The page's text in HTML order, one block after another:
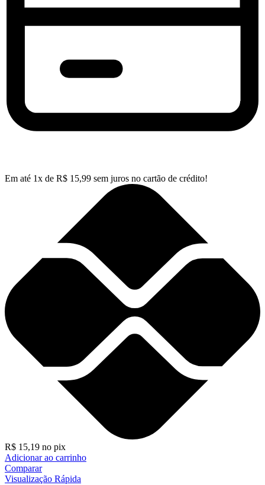
Em até 1x de R$ 15,99 sem juros no cartão de crédito!
R$ 15,19 no pix
Adicionar ao carrinho
Comparar
Visualização Rápida